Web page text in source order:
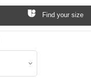
Find your size